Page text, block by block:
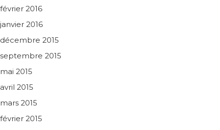
février 2016
janvier 2016
décembre 2015
septembre 2015
mai 2015
avril 2015
mars 2015
février 2015